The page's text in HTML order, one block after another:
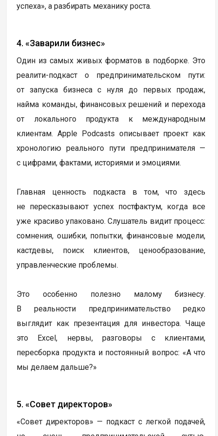
успеха», а разбирать механику роста.
4. «Заварили бизнес»
Один из самых живых форматов в подборке. Это
реалити-подкаст о предпринимательском пути:
от запуска бизнеса с нуля до первых продаж,
найма команды, финансовых решений и перехода
от локального продукта к международным
клиентам. Apple Podcasts описывает проект как
хронологию реального пути предпринимателя —
с цифрами, фактами, историями и эмоциями.
Главная ценность подкаста в том, что здесь
не пересказывают успех постфактум, когда все
уже красиво упаковано. Слушатель видит процесс:
сомнения, ошибки, попытки, финансовые модели,
кастдевы, поиск клиентов, ценообразование,
управленческие проблемы.
Это особенно полезно малому бизнесу.
В реальности предпринимательство редко
выглядит как презентация для инвестора. Чаще
это Excel, нервы, разговоры с клиентами,
пересборка продукта и постоянный вопрос: «А что
мы делаем дальше?»
5. «Совет директоров»
«Совет директоров» — подкаст с легкой подачей,